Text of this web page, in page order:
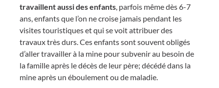
travaillent aussi des enfants , parfois même dès 6-7
ans, enfants que l’on ne croise jamais pendant les
visites touristiques et qui se voit attribuer des
travaux très durs. Ces enfants sont souvent obligés
d’aller travailler à la mine pour subvenir au besoin de
la famille après le décès de leur père; décédé dans la
mine après un éboulement ou de maladie.